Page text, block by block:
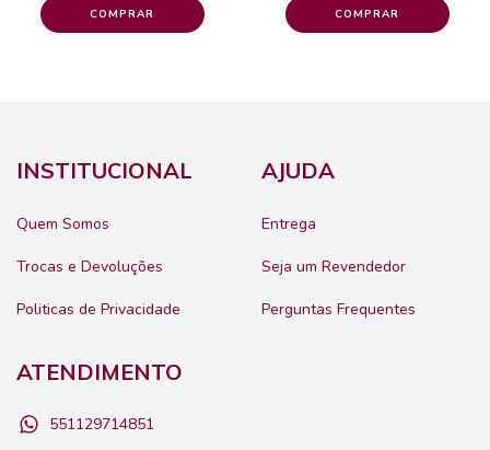
INSTITUCIONAL
Quem Somos
Trocas e Devoluções
Politicas de Privacidade
AJUDA
Entrega
Seja um Revendedor
Perguntas Frequentes
ATENDIMENTO
551129714851